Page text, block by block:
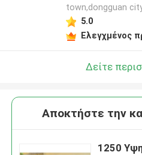
town,dongguan
5.0
Ελεγχμένος
Δείτε
Αποκτήστε την
1250